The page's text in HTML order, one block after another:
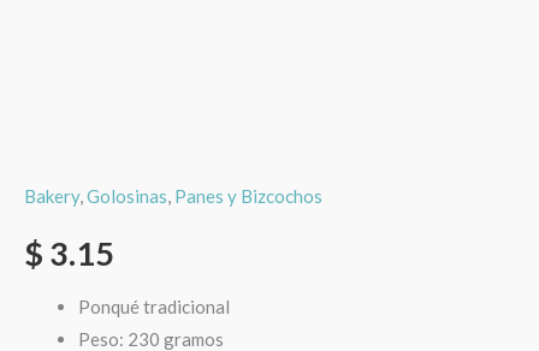
Bakery,Golosinas, Panes y Bizcochos
$ 3.15
Ponqué tradicional
Peso: 230 gramos